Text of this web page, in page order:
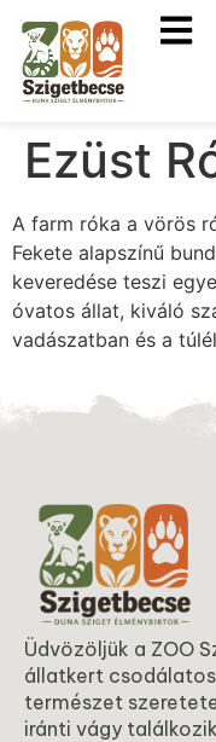
Ezüst
A farm róka a vörös
Fekete alapszínű
keveredése teszi
óvatos állat, kiváló
vadászatban és a
Üdvözöljük a ZOO
állatkert
természet
iránti vágy találkozik